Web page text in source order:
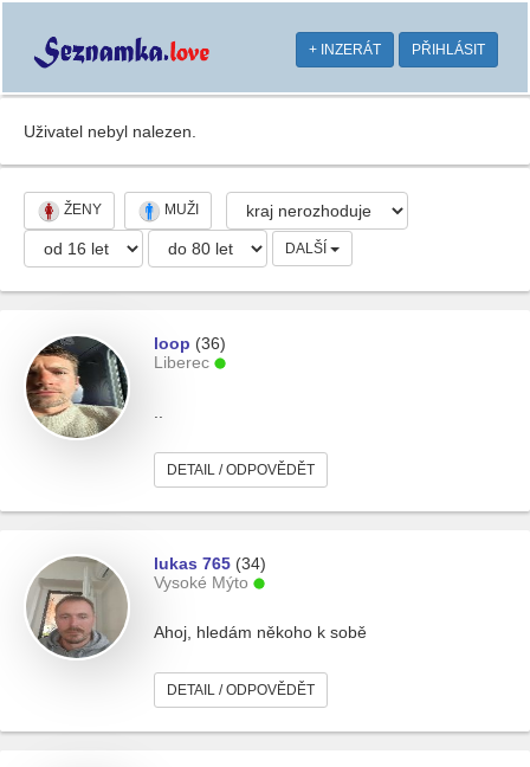
+ INZERÁT PŘIHLÁSIT
Uživatel nebyl nalezen.
ŽENY MUŽI
DALŠÍ
loop (36)
Liberec
DETAIL / ODPOVĚDĚT
lukas 765 (34)
Vysoké Mýto
Ahoj, hledám někoho k sobě
DETAIL / ODPOVĚDĚT